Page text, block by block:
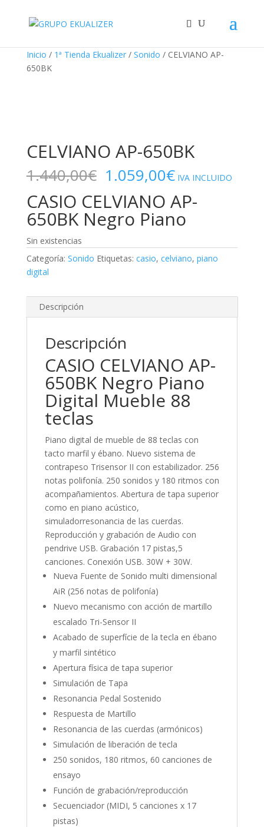
Inicio / 1ª Tienda Ekualizer/ Sonido / CELVIANO AP-
650BK
¡Oferta!
CELVIANO AP-650BK
1.440,00€ El
precio
original
era:
1.440,00€.
1.059,00€El
precio
actual
es:
1.059,00€.
IVA INCLUIDO
CASIO CELVIANO AP-
650BK Negro Piano
Sin existencias
Categoría: Sonido Etiquetas: casio, celviano, piano
digital
Descripción
Descripción
CASIO CELVIANO AP-
650BK Negro Piano
Digital Mueble 88
teclas
Piano digital de mueble de 88 teclas con
tacto marfil y ébano. Nuevo sistema de
contrapeso Trisensor II con estabilizador. 256
notas polifonía. 250 sonidos y 180 ritmos con
acompañamientos. Abertura de tapa superior
como en piano acústico,
simuladorresonancia de las cuerdas.
Reproducción y grabación de Audio con
pendrive USB. Grabación 17 pistas,5
canciones. Conexión USB. 30W + 30W.
Nueva Fuente de Sonido multi dimensional
AiR (256 notas de polifonía)
Nuevo mecanismo con acción de martillo
escalado Tri-Sensor II
Acabado de superfície de la tecla en ébano
y marfil sintético
Apertura física de tapa superior
Simulación de Tapa
Resonancia Pedal Sostenido
Respuesta de Martillo
Resonancia de las cuerdas (armónicos)
Simulación de liberación de tecla
250 sonidos, 180 ritmos, 60 canciones de
ensayo
Función de grabación/reproducción
Secuenciador (MIDI, 5 canciones x 17
pistas)